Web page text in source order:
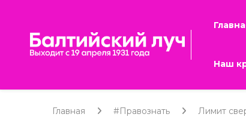
Наш
Главная #Правознать Лимит